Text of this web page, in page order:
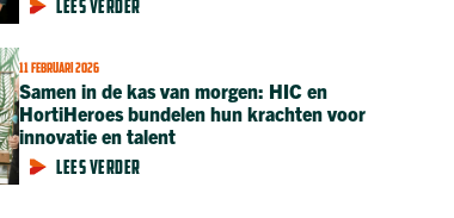
LEES VERDER
11 FEBRUARI 2026
Samen in de kas van morgen: HIC en
HortiHeroes bundelen hun krachten voor
innovatie en talent
LEES VERDER